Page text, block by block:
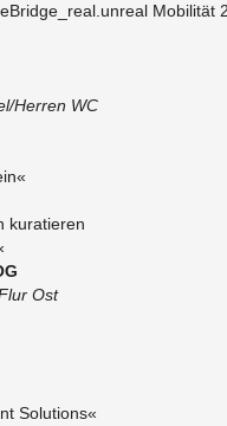
Mobilität
Herren WC
kuratieren
Ost
Solutions«